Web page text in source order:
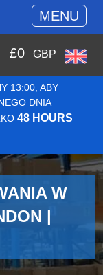
MENU
£0 GBP
13:00, ABY
DNIA
48 HOURS
W
|